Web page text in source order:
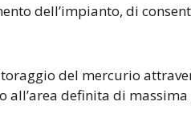
dell’impianto, di
del mercurio
all’area definita di